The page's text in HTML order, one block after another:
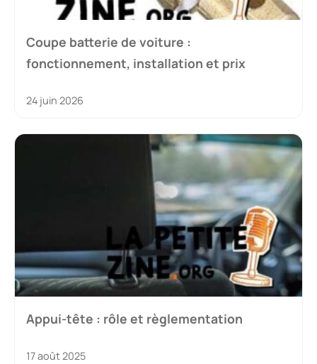
Coupe batterie de voiture :
fonctionnement, installation et prix
24 juin 2026
Appui-tête : rôle et règlementation
17 août 2025